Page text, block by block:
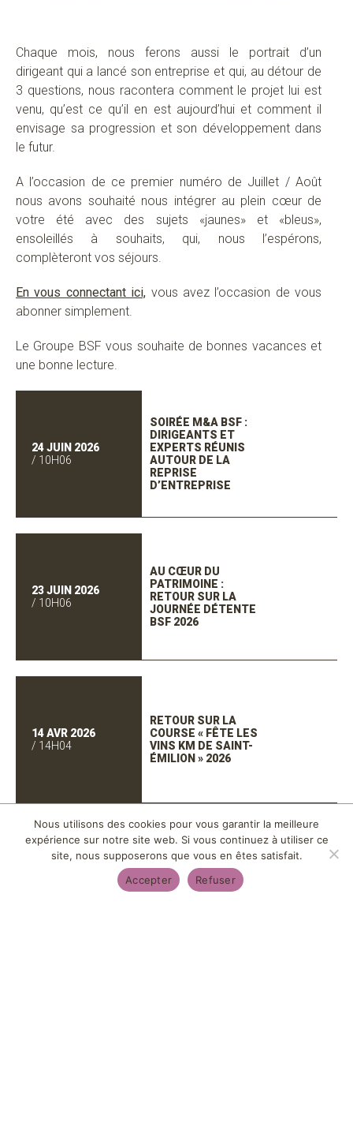
Chaque mois, nous ferons aussi le portrait d’un
dirigeant qui a lancé son entreprise et qui, au détour de
3 questions, nous racontera comment le projet lui est
venu, qu’est ce qu’il en est aujourd’hui et comment il
envisage sa progression et son développement dans
le futur.
A l’occasion de ce premier numéro de Juillet / Août
nous avons souhaité nous intégrer au plein cœur de
votre été avec des sujets «jaunes» et «bleus»,
ensoleillés à souhaits, qui, nous l’espérons,
complèteront vos séjours.
En vous connectant ici, vous avez l’occasion de vous
abonner simplement.
Le Groupe BSF vous souhaite de bonnes vacances et
une bonne lecture.
24 JUIN 2026
/ 10H06
SOIRÉE M&A BSF :
DIRIGEANTS ET
EXPERTS RÉUNIS
AUTOUR DE LA
REPRISE
D’ENTREPRISE
23 JUIN 2026
/ 10H06
AU CŒUR DU
PATRIMOINE :
RETOUR SUR LA
JOURNÉE DÉTENTE
BSF 2026
14 AVR 2026
/ 14H04
RETOUR SUR LA
COURSE « FÊTE LES
VINS KM DE SAINT-
ÉMILION » 2026
CHALLENGE
INTERNE BSF : LE
TOURNOI DES SIX
Nous utilisons des cookies pour vous garantir la meilleure
expérience sur notre site web. Si vous continuez à utiliser ce
site, nous supposerons que vous en êtes satisfait.
Accepter
Refuser